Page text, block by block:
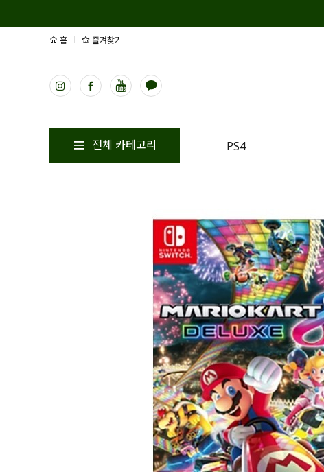
홈 즐겨찾기
전체 카테고리 PS4